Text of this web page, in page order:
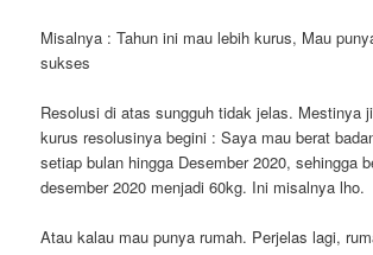
Misalnya : Tahun ini mau lebih kurus, Mau
sukses
Resolusi di atas sungguh tidak jelas. Mestinya
kurus resolusinya begini : Saya mau berat
setiap bulan hingga Desember 2020, sehingga
desember 2020 menjadi 60kg. Ini misalnya lho.
Atau kalau mau punya rumah. Perjelas lagi,